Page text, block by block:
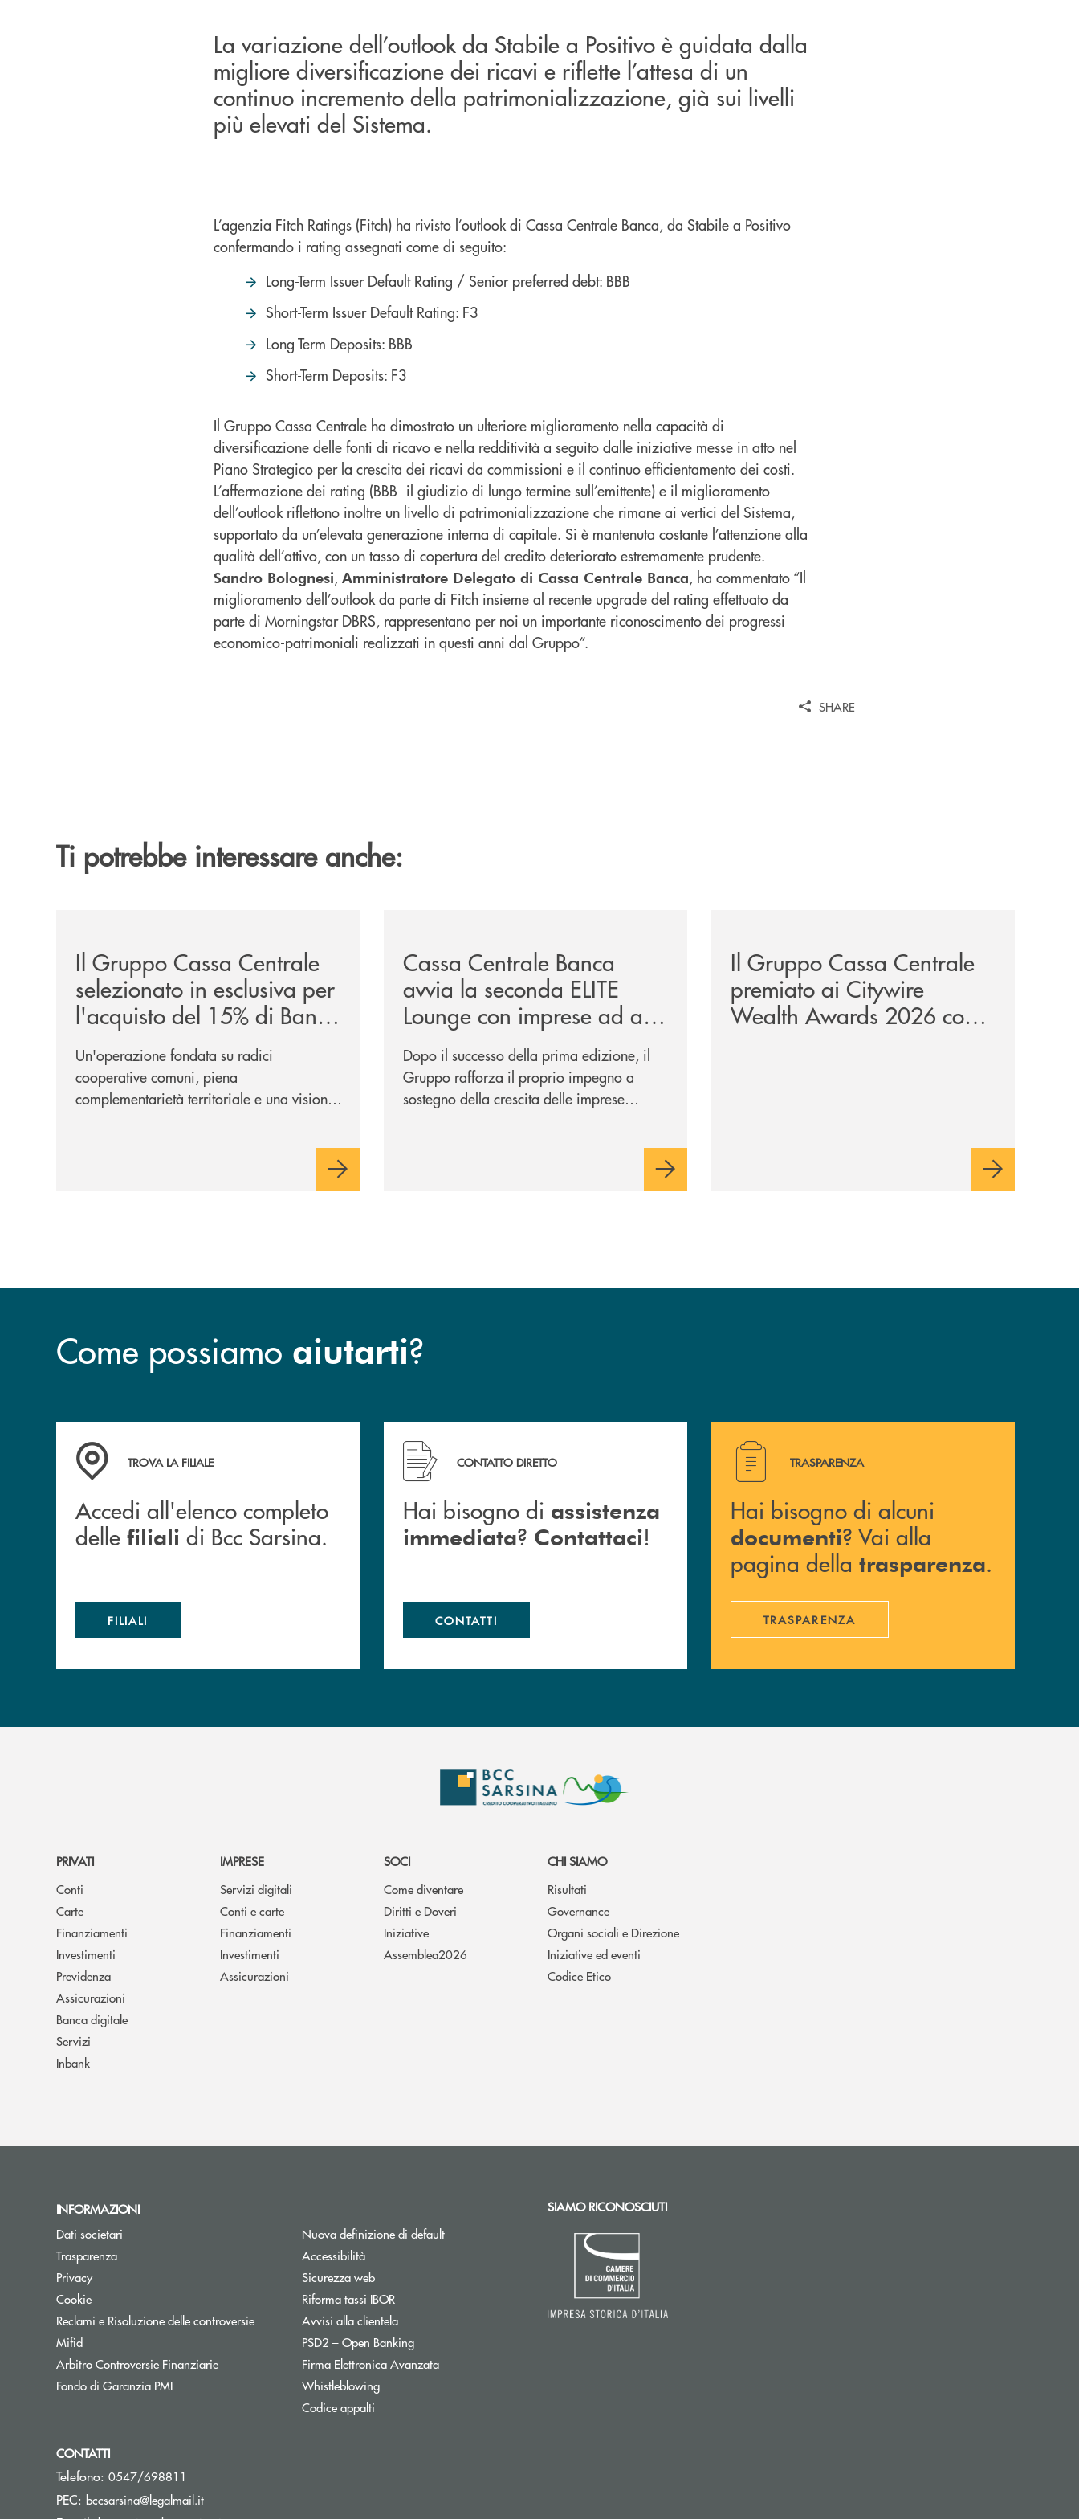
La variazione dell’outlook da Stabile a Positivo è guidata dalla
migliore diversificazione dei ricavi e riflette l’attesa di un
continuo incremento della patrimonializzazione, già sui livelli
più elevati del Sistema.
L’agenzia Fitch Ratings (Fitch) ha rivisto l’outlook di Cassa Centrale Banca, da Stabile a Positivo
confermando i rating assegnati come di seguito:
Long-Term Issuer Default Rating / Senior preferred debt: BBB
Short-Term Issuer Default Rating: F3
Long-Term Deposits: BBB
Short-Term Deposits: F3
Il Gruppo Cassa Centrale ha dimostrato un ulteriore miglioramento nella capacità di
diversificazione delle fonti di ricavo e nella redditività a seguito dalle iniziative messe in atto nel
Piano Strategico per la crescita dei ricavi da commissioni e il continuo efficientamento dei costi.
L’affermazione dei rating (BBB- il giudizio di lungo termine sull’emittente) e il miglioramento
dell’outlook riflettono inoltre un livello di patrimonializzazione che rimane ai vertici del Sistema,
supportato da un’elevata generazione interna di capitale. Si è mantenuta costante l’attenzione alla
qualità dell’attivo, con un tasso di copertura del credito deteriorato estremamente prudente.
Sandro Bolognesi, Amministratore Delegato di Cassa Centrale Banca, ha commentato “Il
miglioramento dell’outlook da parte di Fitch insieme al recente upgrade del rating effettuato da
parte di Morningstar DBRS, rappresentano per noi un importante riconoscimento dei progressi
economico-patrimoniali realizzati in questi anni dal Gruppo”.
SHARE
Ti potrebbe interessare anche:
Il Gruppo Cassa Centrale
selezionato in esclusiva per
l'acquisto del 15% di Banca
Cambiano 1884
Un'operazione fondata su radici
cooperative comuni, piena
complementarietà territoriale e una visione
Cassa Centrale Banca
avvia la seconda ELITE
Lounge con imprese ad alto
potenziale
Dopo il successo della prima edizione, il
Gruppo rafforza il proprio impegno a
sostegno della crescita delle imprese
Il Gruppo Cassa Centrale
premiato ai Citywire
Wealth Awards 2026 come
Come possiamo aiutarti?
Accedi all'elenco completo delle filiali di Bcc Sarsina.
TROVA LA FILIALE
Accedi all'elenco completo
delle filiali di Bcc Sarsina.
FILIALI
Hai bisogno di assistenza immediata ? Contattaci !
CONTATTO DIRETTO
Hai bisogno di assistenza
immediata? Contattaci!
CONTATTI
Hai bisogno di alcuni documenti ? Vai alla pagina della
TRASPARENZA
Hai bisogno di alcuni
documenti? Vai alla
pagina della trasparenza.
TRASPARENZA
PRIVATI
Conti
Carte
Finanziamenti
Investimenti
Previdenza
Assicurazioni
Banca digitale
Servizi
Inbank
IMPRESE
Servizi digitali
Conti e carte
Finanziamenti
Investimenti
Assicurazioni
SOCI
Come diventare
Diritti e Doveri
Iniziative
Assemblea2026
CHI SIAMO
Risultati
Governance
Organi sociali e Direzione
Iniziative ed eventi
Codice Etico
INFORMAZIONI
Dati societari
Trasparenza
Privacy
Cookie
Reclami e Risoluzione delle controversie
Mifid
Arbitro Controversie FinanziarieApre una nuova finestra
Fondo di Garanzia PMIApre una nuova finestra
Nuova definizione di default
Accessibilità
Sicurezza web
Riforma tassi IBORApre una nuova finestra
Avvisi alla clientela
PSD2 – Open BankingApre una nuova finestra
Firma Elettronica Avanzata
Whistleblowing
Codice appalti
SIAMO RICONOSCIUTI
CONTATTI
Telefono: 0547/698811
PEC: bccsarsina@legalmail.it(si apre l’app di posta elettronica)